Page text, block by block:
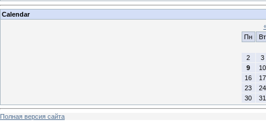
Calendar
Пн
Вт
2
3
9
10
16
17
23
24
30
31
Полная версия сайта